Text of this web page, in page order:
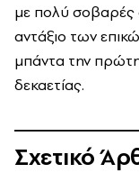
με πολύ σοβαρές
αντάξιο των
μπάντα την
δεκαετίας.
Σχετικό